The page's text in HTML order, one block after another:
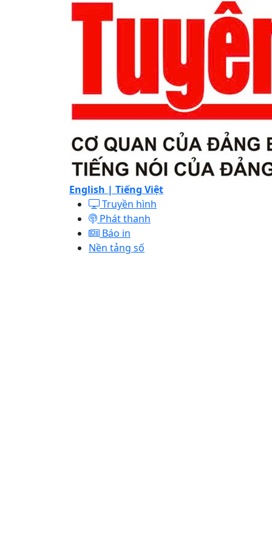
English | Tiếng Việt
Truyền hình
Phát thanh
Báo in
Nền tảng số